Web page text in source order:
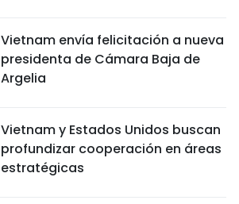
Vietnam envía felicitación a nueva
presidenta de Cámara Baja de
Argelia
Vietnam y Estados Unidos buscan
profundizar cooperación en áreas
estratégicas